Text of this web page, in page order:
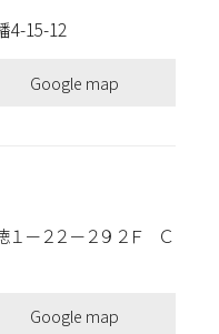
4-15-12
Google map
－２２－２９ ２Ｆ Ｃ
Google map